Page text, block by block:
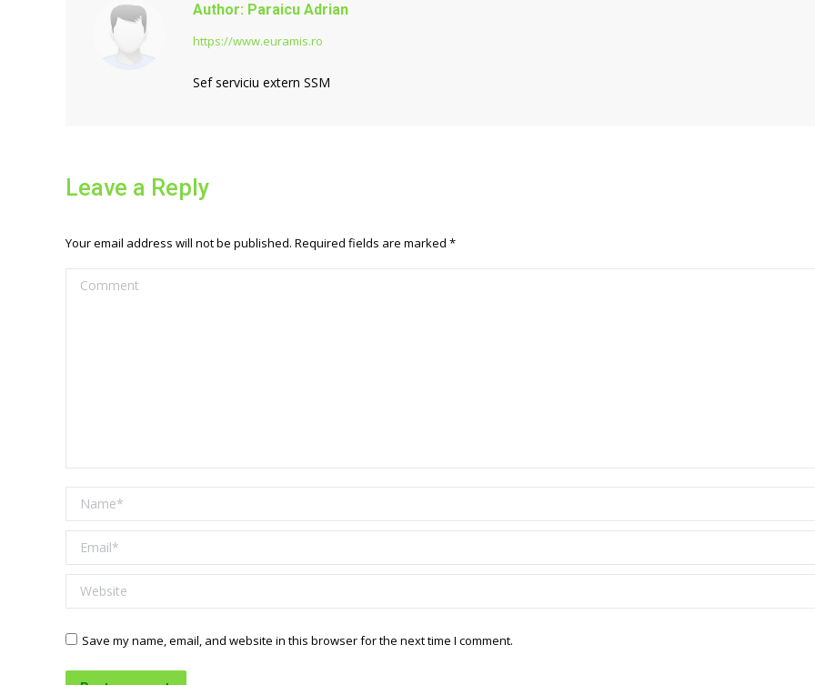
Author: Paraicu Adrian
https://www.euramis.ro
Sef serviciu extern SSM
Leave a Reply
Your email address will not be published. Required fields are marked *
Comment
Name *
Email *
Website
Save my name, email, and website in this browser for the next time I comment.